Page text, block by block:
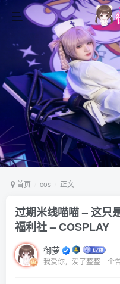
首页 cos 正文
过期米线喵喵 – 这只
福利社 – COSPLAY
御萝
我爱你，爱了整整一个